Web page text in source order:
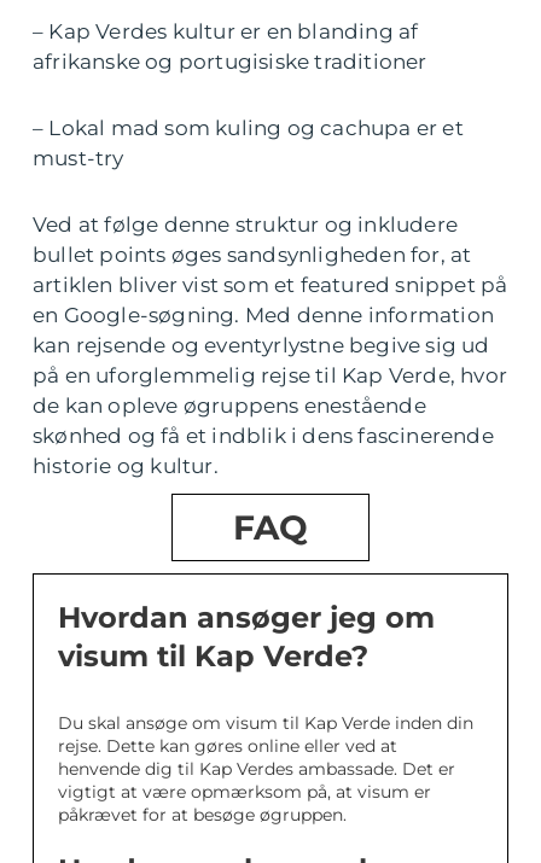
– Kap Verdes kultur er en blanding af
afrikanske og portugisiske traditioner
– Lokal mad som kuling og cachupa er et
must-try
Ved at følge denne struktur og inkludere
bullet points øges sandsynligheden for, at
artiklen bliver vist som et featured snippet på
en Google-søgning. Med denne information
kan rejsende og eventyrlystne begive sig ud
på en uforglemmelig rejse til Kap Verde, hvor
de kan opleve øgruppens enestående
skønhed og få et indblik i dens fascinerende
historie og kultur.
FAQ
Hvordan ansøger jeg om
visum til Kap Verde?
Du skal ansøge om visum til Kap Verde inden din
rejse. Dette kan gøres online eller ved at
henvende dig til Kap Verdes ambassade. Det er
vigtigt at være opmærksom på, at visum er
påkrævet for at besøge øgruppen.